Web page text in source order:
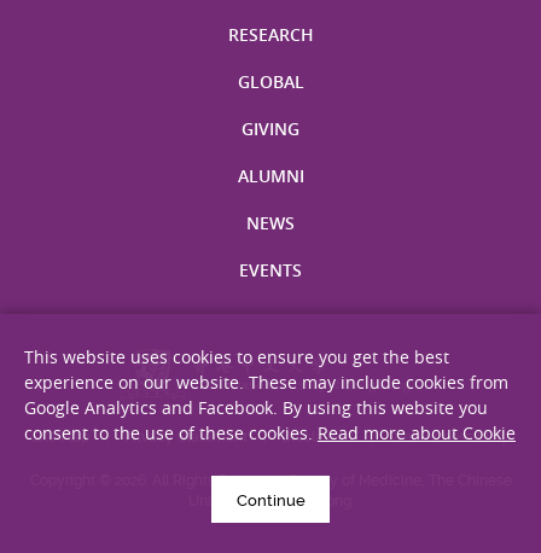
RESEARCH
GLOBAL
GIVING
ALUMNI
NEWS
EVENTS
Site Map Privacy Statement Disclaimer Web Accessibility
Copyright © 2026. All Rights Reserved. Faculty of Medicine, The Chinese
University of Hong Kong.
This website uses cookies to ensure you get the best
experience on our website. These may include cookies from
Google Analytics and Facebook. By using this website you
consent to the use of these cookies. Read more about Cookie
Continue